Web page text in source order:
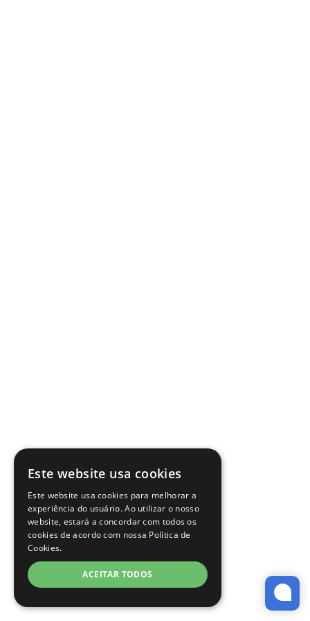
Este website usa cookies
Este website usa cookies para melhorar a
experiência do usuário. Ao utilizar o nosso
website, estará a concordar com todos os
cookies de acordo com nossa Política de
Cookies.
ACEITAR TODOS